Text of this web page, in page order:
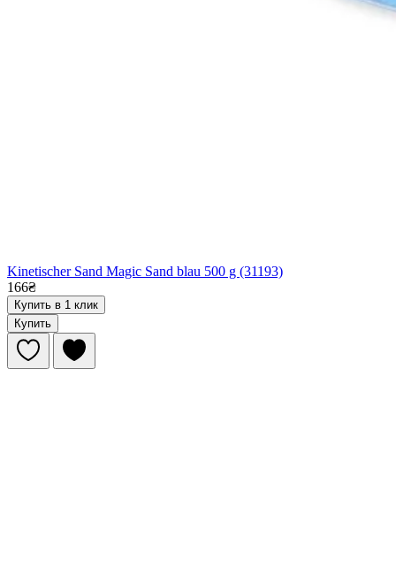
Kinetischer Sand Magic Sand blau 500 g (31193)
166₴
Купить в 1 клик
Купить